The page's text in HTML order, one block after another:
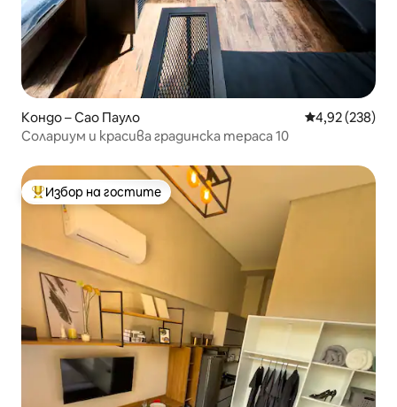
Кондо – Сао Пауло Средна
4,92 (238)
Солариум и красива градинска тераса 10
Най-популярен избор на гостите
Избор на гостите